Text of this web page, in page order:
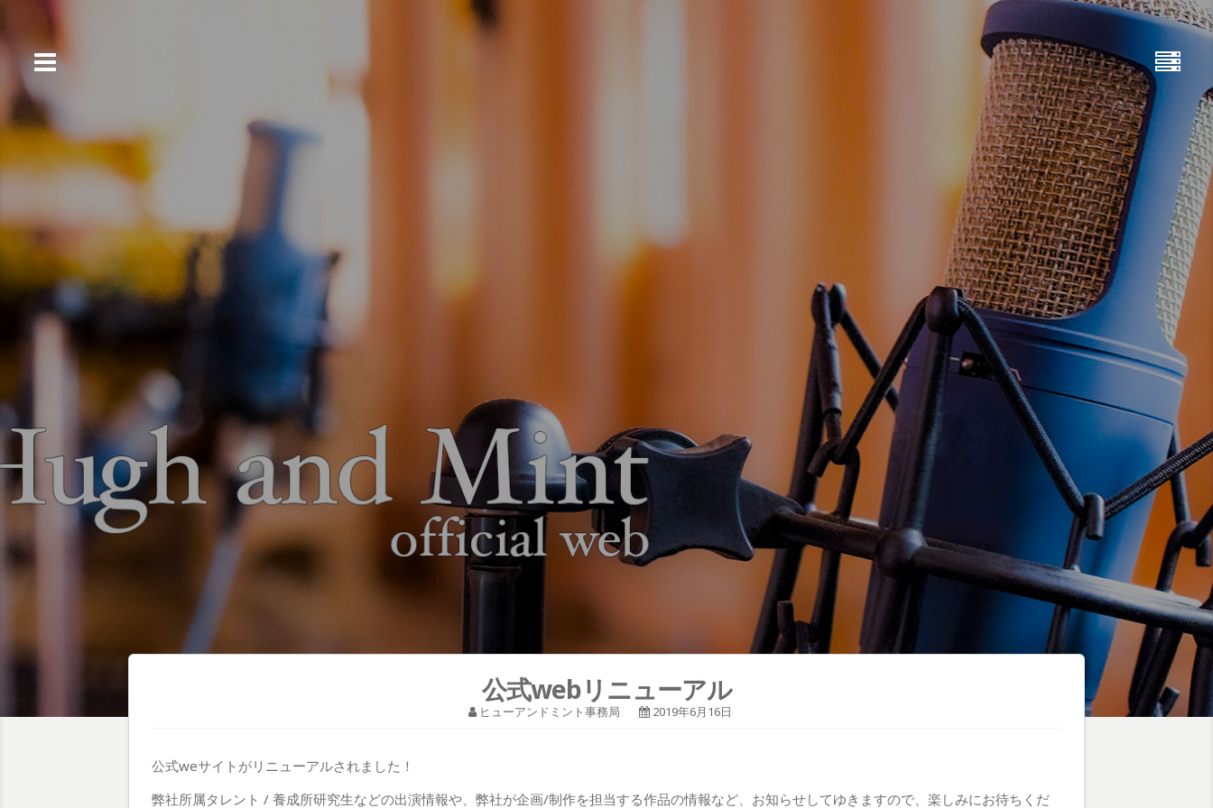
テ
ツ
へ
ス
キ
ッ
公式webリニューアル
ヒューアンドミント事務局 2019年6月16日
公式weサイトがリニューアルされました！
弊社所属タレント / 養成所研究生などの出演情報や、弊社が企画/制作を担当する作品の情報など、お知らせしてゆきますので、楽しみにお待ちくだ